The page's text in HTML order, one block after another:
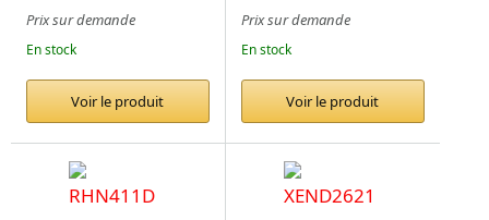
Prix sur demande
En stock
Voir le produit
Prix sur demande
En stock
Voir le produit